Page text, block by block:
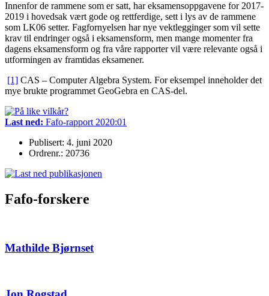
Innenfor de rammene som er satt, har eksamensoppgavene for 2017-
2019 i hovedsak vært gode og rettferdige, sett i lys av de rammene
som LK06 setter. Fagfornyelsen har nye vektlegginger som vil sette
krav til endringer også i eksamensform, men mange momenter fra
dagens eksamensform og fra våre rapporter vil være relevante også i
utformingen av framtidas eksamener.
[1] CAS – Computer Algebra System. For eksempel inneholder det
mye brukte programmet GeoGebra en CAS-del.
Last ned: Fafo-rapport 2020:01
Publisert: 4. juni 2020
Ordrenr.: 20736
Fafo-forskere
Mathilde Bjørnset